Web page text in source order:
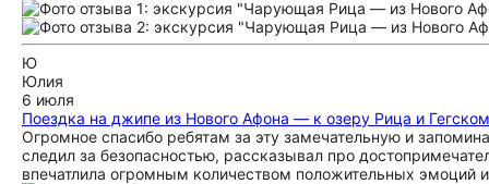
Ю
Юлия
6 июля
Поездка на джипе из Нового Афона — к озеру Рица и
Огромное спасибо ребятам за эту замечательную и
следил за безопасностью, рассказывал про
впечатлила огромным количеством положительных